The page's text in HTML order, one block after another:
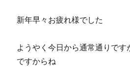
新年早々お疲れ様でした
ようやく今日から通常通りで
ですからね